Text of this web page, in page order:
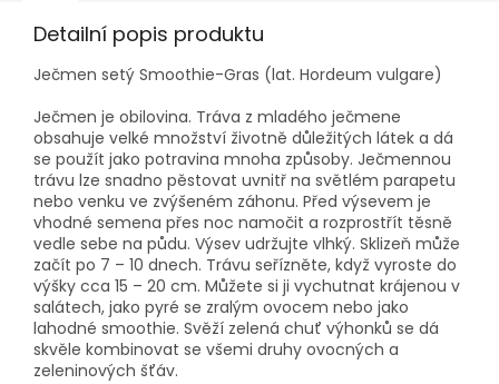
Detailní popis produktu
Ječmen setý Smoothie-Gras (lat. Hordeum vulgare)
Ječmen je obilovina. Tráva z mladého ječmene
obsahuje velké množství životně důležitých látek a dá
se použít jako potravina mnoha způsoby. Ječmennou
trávu lze snadno pěstovat uvnitř na světlém parapetu
nebo venku ve zvýšeném záhonu. Před výsevem je
vhodné semena přes noc namočit a rozprostřít těsně
vedle sebe na půdu. Výsev udržujte vlhký. Sklizeň může
začít po 7 – 10 dnech. Trávu seřízněte, když vyroste do
výšky cca 15 – 20 cm. Můžete si ji vychutnat krájenou v
salátech, jako pyré se zralým ovocem nebo jako
lahodné smoothie. Svěží zelená chuť výhonků se dá
skvěle kombinovat se všemi druhy ovocných a
zeleninových šťáv.